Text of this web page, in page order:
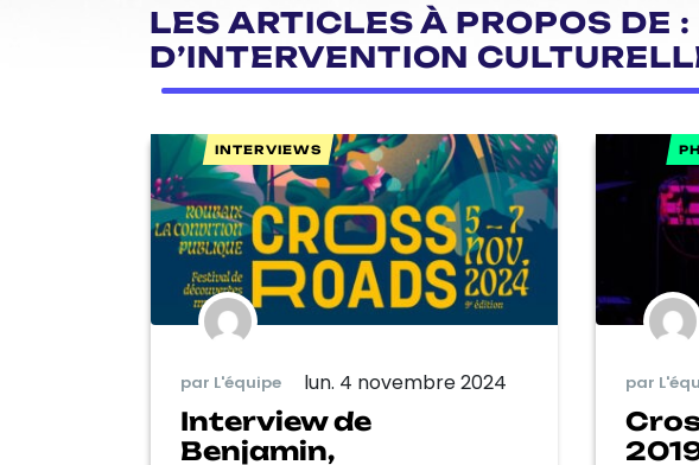
LES ARTICLES À PROPOS DE
D’INTERVENTION
INTERVIEWS
par L'équipe lun. 4 novembre 2024
Interview de
Benjamin,
par